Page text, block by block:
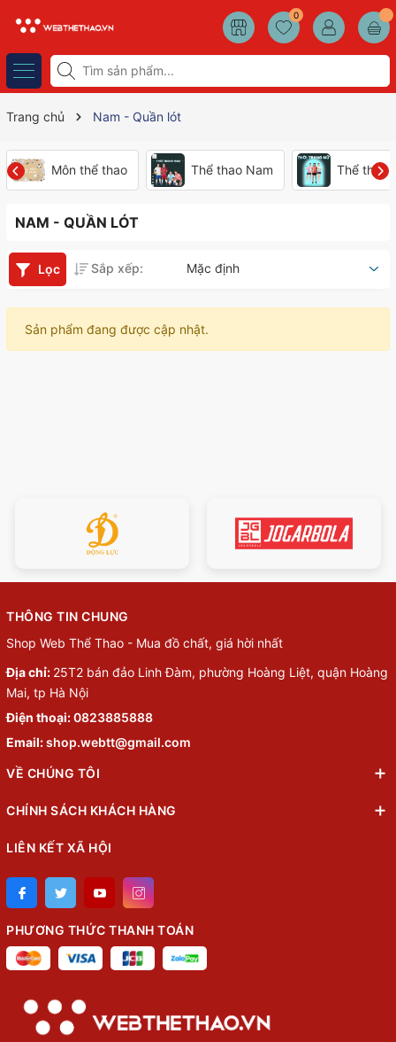
0
Trang chủ Nam - Quần lót
Môn thể thao Thể thao Nam Thể thao
NAM - QUẦN LÓT
Lọc Sắp xếp: Mặc định
Sản phẩm đang được cập nhật.
THÔNG TIN CHUNG
Shop Web Thể Thao - Mua đồ chất, giá hời nhất
Địa chỉ: 25T2 bán đảo Linh Đàm, phường Hoàng Liệt, quận Hoàng
Mai, tp Hà Nội
Điện thoại:0823885888
Email:shop.webtt@gmail.com
VỀ CHÚNG TÔI
CHÍNH SÁCH KHÁCH HÀNG
LIÊN KẾT XÃ HỘI
PHƯƠNG THỨC THANH TOÁN